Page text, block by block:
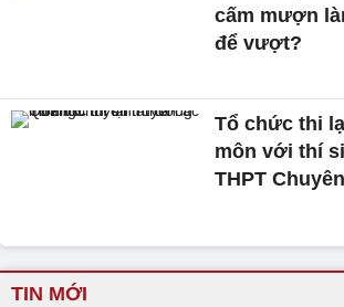
cấm mượn
để vượt?
Tổ chức thi
môn với thí
THPT
TIN MỚI